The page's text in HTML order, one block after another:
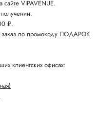
VIPAVENUE.
₽.
заказ по промокоду ПОДАРОК
клиентских офисах: